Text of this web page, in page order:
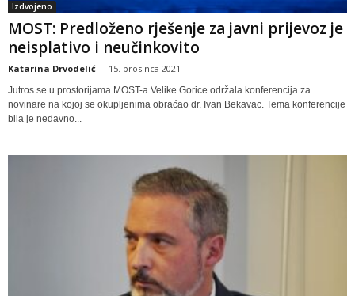
Izdvojeno
MOST: Predloženo rješenje za javni prijevoz je
neisplativo i neučinkovito
Katarina Drvodelić - 15. prosinca 2021
Jutros se u prostorijama MOST-a Velike Gorice održala konferencija za
novinare na kojoj se okupljenima obraćao dr. Ivan Bekavac. Tema konferencije
bila je nedavno...